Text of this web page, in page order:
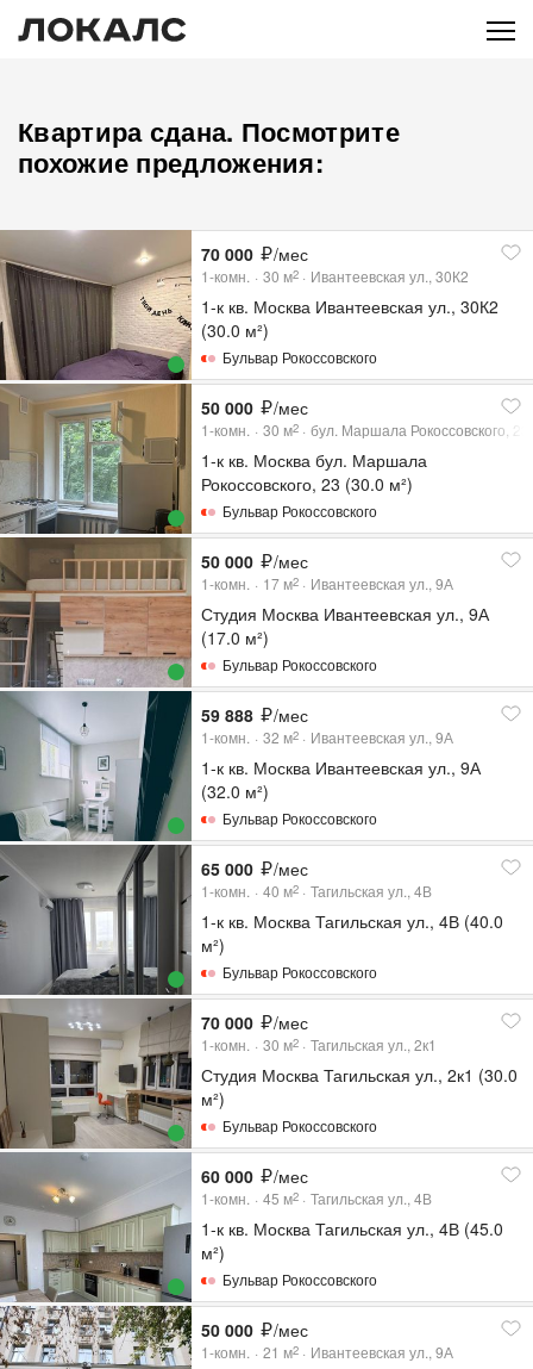
Квартира сдана. Посмотрите
похожие предложения:
70 000 /мес
1-комн. 30 м2 Ивантеевская ул., 30К2
1-к кв. Москва Ивантеевская ул., 30К2
(30.0 м²)
Бульвар Рокоссовского
50 000 /мес
1-комн. 30 м2 бул. Маршала Рокоссовского, 23
1-к кв. Москва бул. Маршала
Рокоссовского, 23 (30.0 м²)
Бульвар Рокоссовского
50 000 /мес
1-комн. 17 м2 Ивантеевская ул., 9А
Студия Москва Ивантеевская ул., 9А
(17.0 м²)
Бульвар Рокоссовского
59 888 /мес
1-комн. 32 м2 Ивантеевская ул., 9А
1-к кв. Москва Ивантеевская ул., 9А
(32.0 м²)
Бульвар Рокоссовского
65 000 /мес
1-комн. 40 м2 Тагильская ул., 4В
1-к кв. Москва Тагильская ул., 4В (40.0
м²)
Бульвар Рокоссовского
70 000 /мес
1-комн. 30 м2 Тагильская ул., 2к1
Студия Москва Тагильская ул., 2к1 (30.0
м²)
Бульвар Рокоссовского
60 000 /мес
1-комн. 45 м2 Тагильская ул., 4В
1-к кв. Москва Тагильская ул., 4В (45.0
м²)
Бульвар Рокоссовского
50 000 /мес
1-комн. 21 м2 Ивантеевская ул., 9А